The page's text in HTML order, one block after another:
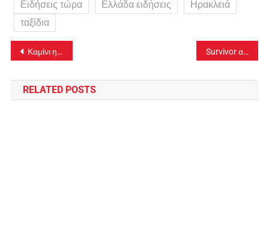
Ειδήσεις τώρα
Ελλάδα ειδήσεις
Ηρακλειά
ταξίδια
Πλοήγηση
άρθρων
Καμίνι η Αττική: 72 βαθμοί Κελσίου η ανώτατη θερμοκρασία που καταγράφηκε στην Αθήνα (video) Survivor αποχώρηση 27/6: Αυτός ο παίκτης φτάνει στην πηγή αλλά δεν πίνει νερό (video)
RELATED POSTS